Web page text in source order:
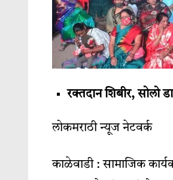
रक्तदान शिबीर, सोलो
लोकमराठी न्यूज नेटवर्क
काळेवाडी : सामाजिक